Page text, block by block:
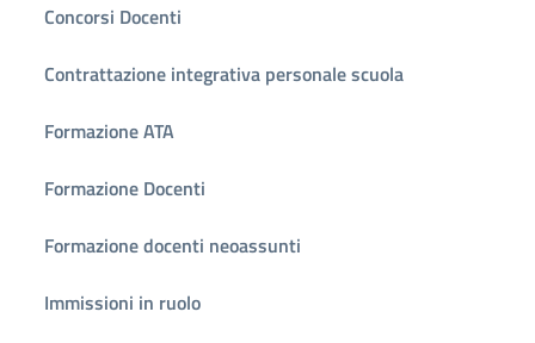
Concorsi Docenti
Contrattazione integrativa personale scuola
Formazione ATA
Formazione Docenti
Formazione docenti neoassunti
Immissioni in ruolo